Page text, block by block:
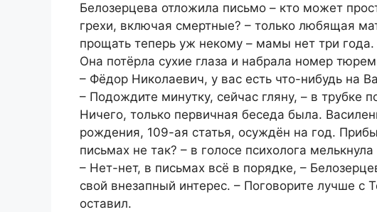
Белозерцева отложила письмо – кто может
грехи, включая смертные? – только любящая
прощать теперь уж некому – мамы нет три
Она потёрла сухие глаза и набрала номер
– Фёдор Николаевич, у вас есть что-нибудь на
– Подождите минутку, сейчас гляну, – в трубке
Ничего, только первичная беседа была.
рождения, 109-ая статья, осуждён на год.
письмах не так? – в голосе психолога
– Нет-нет, в письмах всё в порядке, –
свой внезапный интерес. – Поговорите лучше с
оставил.